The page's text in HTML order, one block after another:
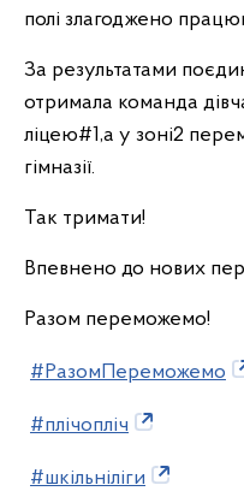
полі злагоджено
За результатами
отримала команда
ліцею#1,а у зоні2
гімназії.
Так тримати!
Впевнено до нових
Разом переможемо!
#РазомПереможемо
#плічопліч
#шкільніліги